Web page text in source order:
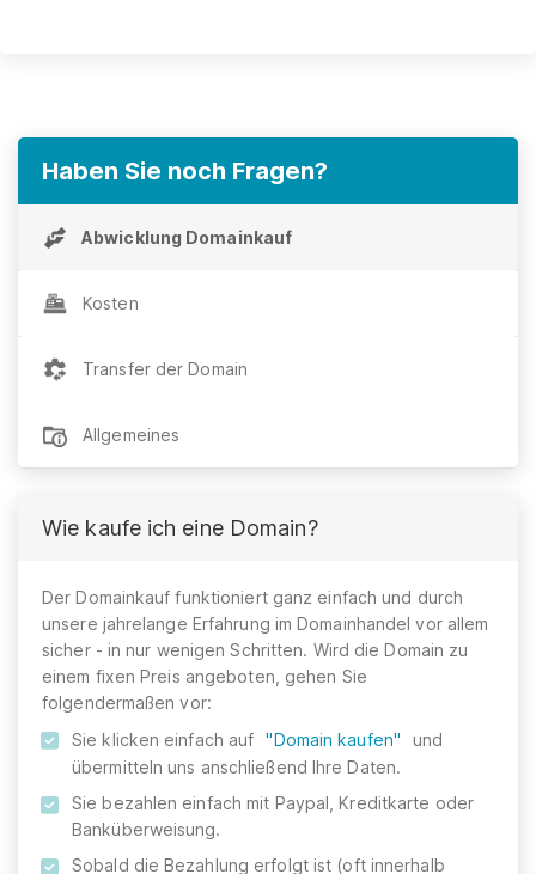
Haben Sie noch Fragen?
Abwicklung Domainkauf
Kosten
Transfer der Domain
Allgemeines
Wie kaufe ich eine Domain?
Der Domainkauf funktioniert ganz einfach und durch
unsere jahrelange Erfahrung im Domainhandel vor allem
sicher - in nur wenigen Schritten. Wird die Domain zu
einem fixen Preis angeboten, gehen Sie
folgendermaßen vor:
Sie klicken einfach auf
"Domain kaufen"
und
übermitteln uns anschließend Ihre Daten.
Sie bezahlen einfach mit Paypal, Kreditkarte oder
Banküberweisung.
Sobald die Bezahlung erfolgt ist (oft innerhalb